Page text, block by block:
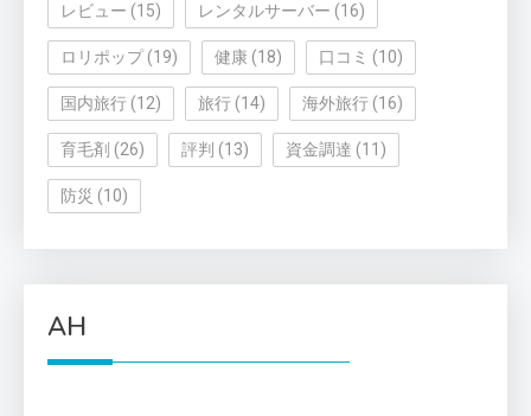
レビュー (15) レンタルサーバー (16)
ロリポップ(19) 健康 (18) 口コミ (10)
国内旅行 (12) 旅行 (14) 海外旅行 (16)
育毛剤 (26) 評判 (13) 資金調達 (11)
防災 (10)
AH